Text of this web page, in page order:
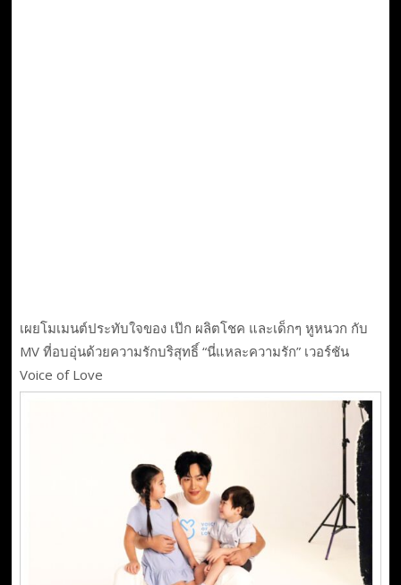
เผยโมเมนต์ประทับใจของ เป๊ก ผลิตโชค และเด็กๆ หูหนวก กับ
MV ที่อบอุ่นด้วยความรักบริสุทธิ์ “นี่แหละความรัก” เวอร์ชัน
Voice of Love